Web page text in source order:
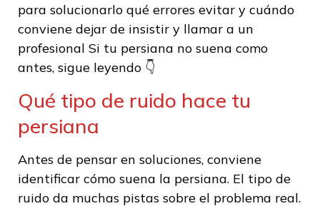
para solucionarlo qué errores evitar y cuándo
conviene dejar de insistir y llamar a un
profesional Si tu persiana no suena como
antes, sigue leyendo 👇
Qué tipo de ruido hace tu
persiana
Antes de pensar en soluciones, conviene
identificar cómo suena la persiana. El tipo de
ruido da muchas pistas sobre el problema real.